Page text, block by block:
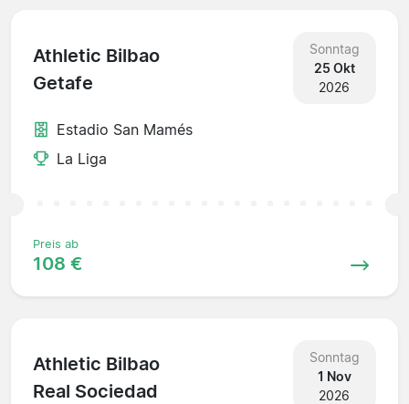
Athletic Bilbao
Getafe
Sonntag
25 Okt
2026
Estadio San Mamés
La Liga
Preis ab
108 €
Athletic Bilbao
Real Sociedad
Sonntag
1 Nov
2026